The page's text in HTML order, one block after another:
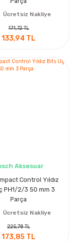
Ücretsiz Nakliye
171,72 TL
133,94 TL
Aksesuar
Control Yıldız
PH1/2/3 50 mm 3
Parça
Ücretsiz Nakliye
225,78 TL
173,85 TL